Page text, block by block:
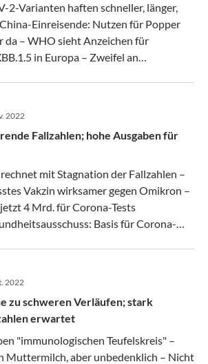
2-Varianten haften schneller, länger,
Einreisende: Nutzen für Popper
da – WHO sieht Anzeichen für
in Europa – Zweifel an
20 Mio. Corona-Impfungen in
2022
Fallzahlen; hohe Ausgaben für
mit Stagnation der Fallzahlen –
Vakzin wirksamer gegen Omikron –
4 Mrd. für Corona-Tests
Basis für Corona-
2022
zu schweren Verläufen; stark
erwartet
"immunologischen Teufelskreis" –
Muttermilch, aber unbedenklich – Nicht